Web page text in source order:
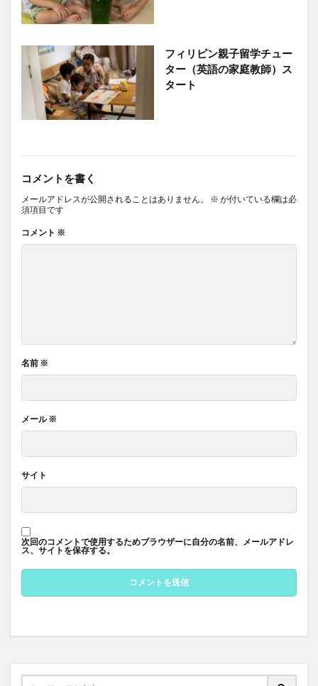
フィリピン親子留学チュー
ター（英語の家庭教師）ス
タート
コメントを書く
メールアドレスが公開されることはありません。 ※ が付いている欄は必
須項目です
コメント ※
名前 ※
メール※
サイト
次回のコメントで使用するためブラウザーに自分の名前、メールアドレ
ス、サイトを保存する。